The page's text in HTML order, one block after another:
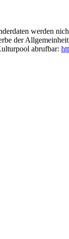
werden
der
abrufbar: